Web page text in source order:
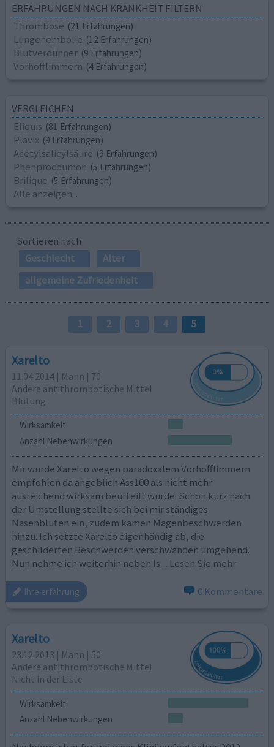
ERFAHRUNGEN NACH KRANKHEIT FILTERN
Thrombose (21 Erfahrungen)
Lungenembolie (12 Erfahrungen)
Blutverdünner (9 Erfahrungen)
Vorhofflimmern (4 Erfahrungen)
VERGLEICHEN
Eliquis (81 Erfahrungen)
Plavix (9 Erfahrungen)
Acetylsalicylsäure (9 Erfahrungen)
Phenprocoumon (5 Erfahrungen)
Brilique (5 Erfahrungen)
Alle anzeigen...
Sortieren nach
Geschlecht
Alter
allgemeine Zufriedenheit
1 2 3 4 5
Xarelto
11.04.2014 | Mann | 70
Andere antithrombotische Mittel
Blutung
Wirksamkeit
Anzahl Nebenwirkungen
Mir wurde Xarelto wegen paradoxalem Vorhofflimmern
empfohlen da angeblich Ass100 als nicht mehr
ausreichend wirksam beurteilt wurde. Schon kurz nach
der Umstellung stellte sich bei mir ständiges
Nasenbluten ein, zudem kamen Magenbeschwerden
hinzu. Ich setzte Xarelto eigenhändig ab, die
geschilderten Beschwerden verschwanden umgehend.
Nun nehme ich weiterhin neben Is ... Lesen Sie mehr
ihre erfahrung 0 Kommentare
Xarelto
23.12.2013 | Mann | 50
Andere antithrombotische Mittel
Nicht in der Liste
Wirksamkeit
Anzahl Nebenwirkungen